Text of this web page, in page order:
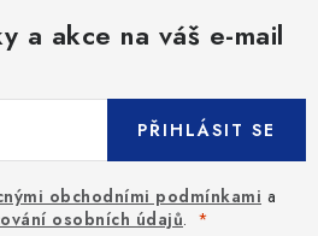
a akce na váš e-mail
obchodními podmínkami a
osobních údajů.
PŘIHLÁSIT SE